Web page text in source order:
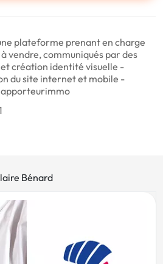
plateforme prenant en charge
vendre, communiqués par des
création identité visuelle -
du site internet et mobile -
Bénard